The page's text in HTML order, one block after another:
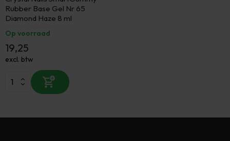
Rubber Base Gel Nr 65
Diamond Haze 8 ml
Op voorraad
19,25
excl. btw